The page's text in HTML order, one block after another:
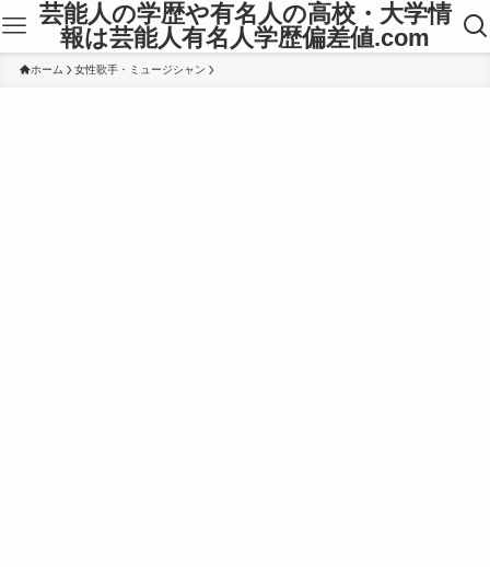
芸能人の学歴や有名人の高校・大学情
報は芸能人有名人学歴偏差値.com
ホーム 女性歌手・ミュージシャン